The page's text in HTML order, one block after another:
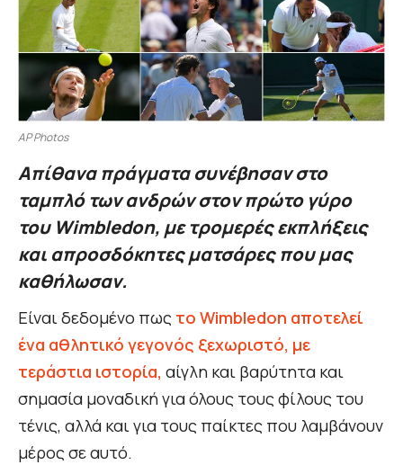
AP Photos
Απίθανα πράγματα συνέβησαν στο
ταμπλό των ανδρών στον πρώτο γύρο
του Wimbledon, με τρομερές εκπλήξεις
και απροσδόκητες ματσάρες που μας
καθήλωσαν.
Είναι δεδομένο πως το Wimbledon αποτελεί
ένα αθλητικό γεγονός ξεχωριστό, με
τεράστια ιστορία, αίγλη και βαρύτητα και
σημασία μοναδική για όλους τους φίλους του
τένις, αλλά και για τους παίκτες που λαμβάνουν
μέρος σε αυτό.